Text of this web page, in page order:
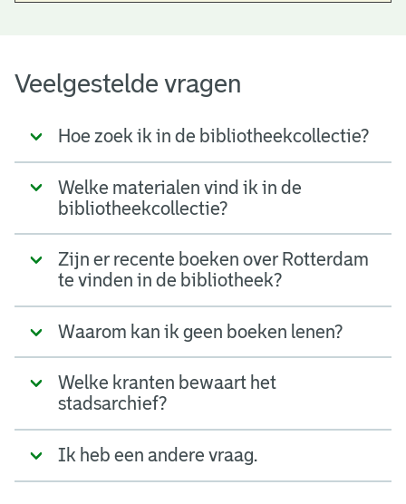
Veelgestelde vragen
Hoe zoek ik in de bibliotheekcollectie?
Welke materialen vind ik in de
bibliotheekcollectie?
Zijn er recente boeken over Rotterdam
te vinden in de bibliotheek?
Waarom kan ik geen boeken lenen?
Welke kranten bewaart het
stadsarchief?
Ik heb een andere vraag.